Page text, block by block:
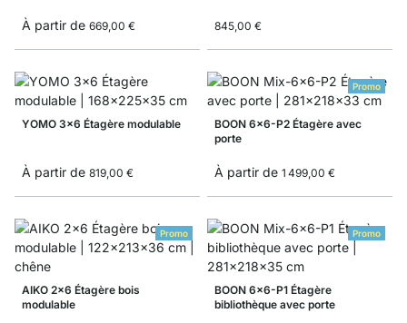
À partir de 669,00 € 845,00 €
YOMO 3x6 Étagère modulable
À partir de 819,00 €
Promo
BOON 6x6-P2 Étagère avec
porte
À partir de 1 499,00 €
Promo
AIKO 2x6 Étagère bois
modulable
Promo
BOON 6x6-P1 Étagère
bibliothèque avec porte